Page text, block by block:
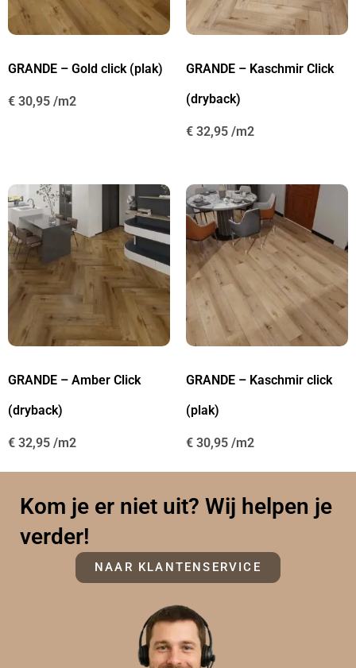
GRANDE – Gold click (plak)
€ 30,95
GRANDE – Kaschmir Click
(dryback)
€ 32,95
GRANDE – Amber Click
(dryback)
€ 32,95
GRANDE – Kaschmir click
(plak)
€ 30,95
Kom je er niet uit? Wij helpen je
verder!
NAAR KLANTENSERVICE